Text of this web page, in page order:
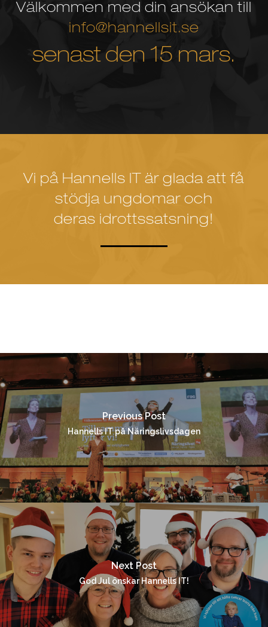
Välkommen med din ansökan till
info@hannellsit.se
senast den 15 mars.
Vi på Hannells IT är glada att få
stödja ungdomar och
deras idrottssatsning!
Previous Post
Hannells IT på Näringslivsdagen
Next Post
God Jul önskar Hannells IT!